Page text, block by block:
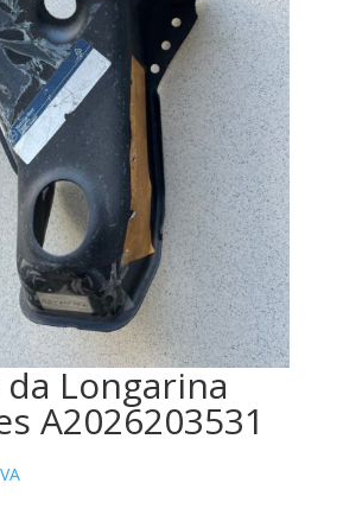
Longarina
A2026203531